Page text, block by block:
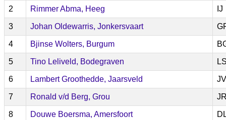
2 Rimmer Abma, Heeg IJ
3 Johan Oldewarris, Jonkersvaart
4 Bjinse Wolters, Burgum
5 Tino Leliveld, Bodegraven
6 Lambert Groothedde, Jaarsveld JV
7 Ronald v/d Berg, Grou
8 Douwe Boersma, Amersfoort